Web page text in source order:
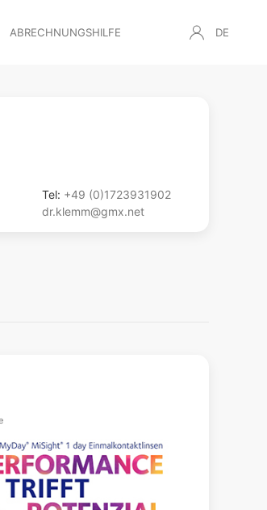
ABRECHNUNGSHILFE DE
Tel: +49 (0)1723931902
dr.klemm@gmx.net